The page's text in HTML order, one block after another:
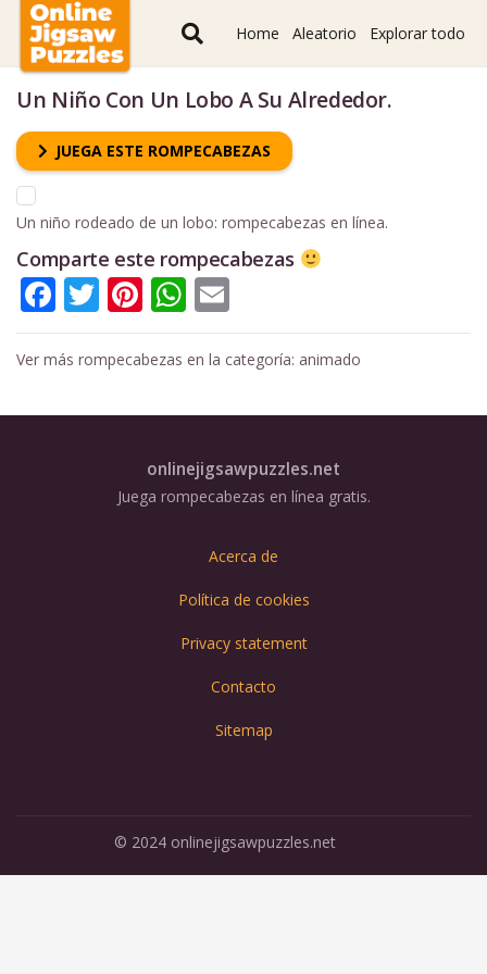
Home Aleatorio Explorar todo
Un Niño Con Un Lobo A Su Alrededor.
JUEGA ESTE ROMPECABEZAS
Un niño rodeado de un lobo: rompecabezas en línea.
Comparte este rompecabezas
Facebook
Twitter
Pinterest
WhatsApp
Ver más rompecabezas en la categoría: animado
onlinejigsawpuzzles.net
Juega rompecabezas en línea gratis.
Acerca de
Política de cookies
Privacy statement
Contacto
Sitemap
© 2024 onlinejigsawpuzzles.net